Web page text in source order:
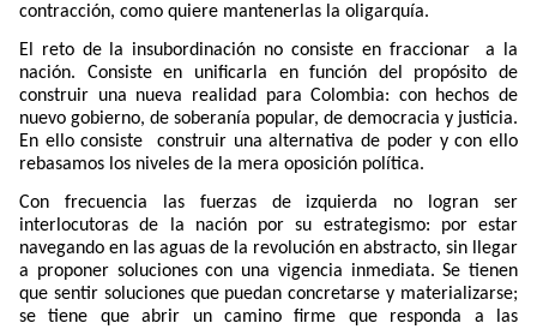
contracción, como quiere mantenerlas la oligarquía.
El reto de la insubordinación no consiste en fraccionar
a la
nación. Consiste en unificarla en función del propósito de
construir una nueva realidad para Colombia: con hechos de
nuevo gobierno, de soberanía popular, de democracia y justicia.
En ello consiste
construir una alternativa de poder y con ello
rebasamos los niveles de la mera oposición política.
Con frecuencia las fuerzas de izquierda no logran ser
interlocutoras de la nación por su estrategismo: por estar
navegando en las aguas de la revolución en abstracto, sin llegar
a proponer soluciones con una vigencia inmediata. Se tienen
que sentir soluciones que puedan concretarse y materializarse;
se tiene que abrir un camino firme que responda a las